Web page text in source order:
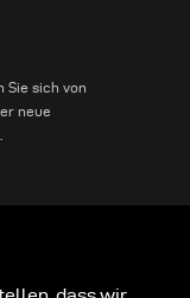
Sie sich von
neue